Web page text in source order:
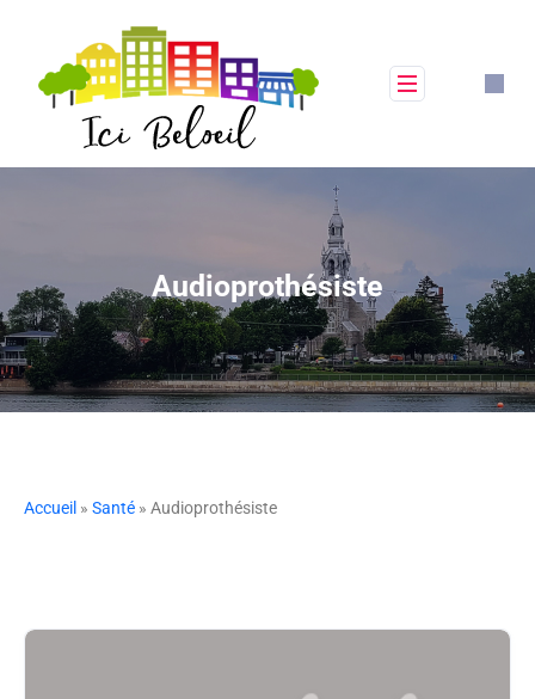
Audioprothésiste
Accueil » Santé » Audioprothésiste